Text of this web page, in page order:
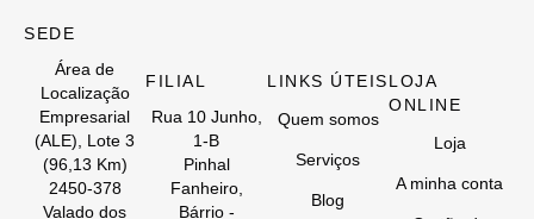
SEDE
Área de
Localização
Empresarial
(ALE), Lote 3
(96,13 Km)
2450-378
Valado dos
FILIAL
Rua 10 Junho,
1-B
Pinhal
Fanheiro,
Bárrio -
LINKS ÚTEIS
Quem somos
Serviços
Blog
LOJA
ONLINE
Loja
A minha conta